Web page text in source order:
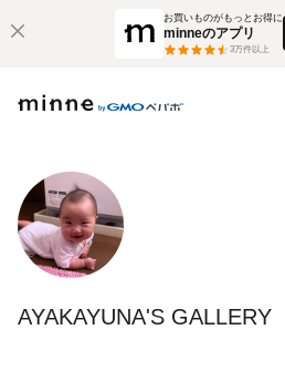
お買いものがもっとお得に
minneのアプリ
3万件以上
AYAKAYUNA'S GALLERY